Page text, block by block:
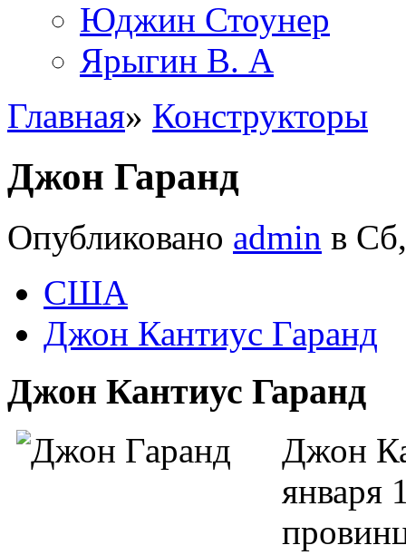
Юджин Стоунер
Ярыгин В. А
Главная» Конструкторы
Джон Гаранд
Опубликовано admin в
США
Джон Кантиус Гаранд
Джон Кантиус Гаранд
Джон
января